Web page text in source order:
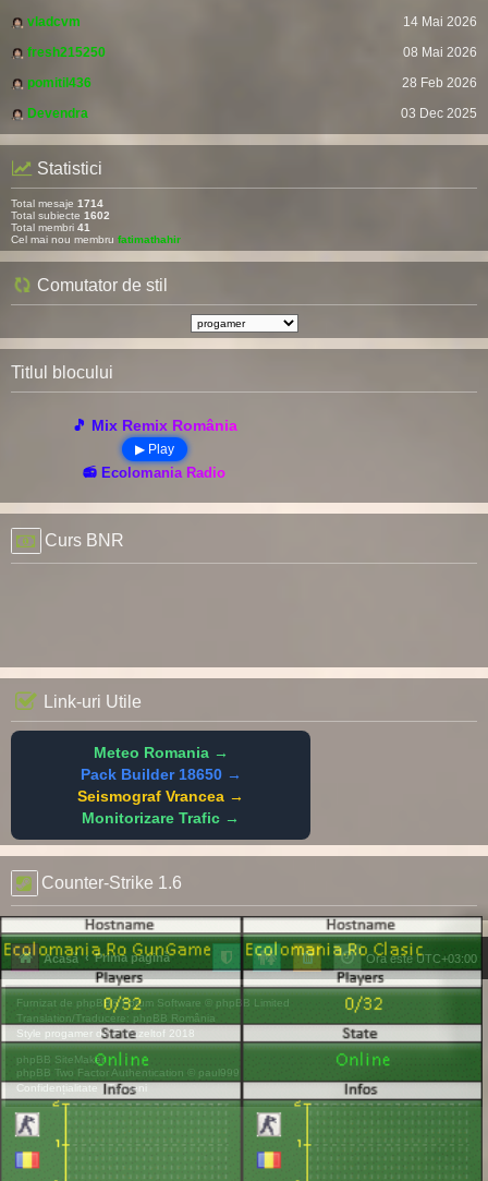
vladcvm
14 Mai 2026
fresh215250
08 Mai 2026
pomitil436
28 Feb 2026
Devendra
03 Dec 2025
Statistici
Total mesaje 1714
Total subiecte 1602
Total membri 41
Cel mai nou membru fatimathahir
Comutator de stil
Titlul blocului
🎵 Mix Remix România
▶ Play
📻 Ecolomania Radio
Curs BNR
Link-uri Utile
Meteo Romania →
Pack Builder 18650 →
Seismograf Vrancea →
Monitorizare Trafic →
Counter-Strike 1.6
Acasă Prima pagină Ora este UTC+03:00
Furnizat de phpBB® Forum Software © phpBB Limited
Translation/Traducere: phpBB România
Style progamer de ©Mazeltof 2018
phpBB SiteMaker
phpBB Two Factor Authentication © paul999
Confidențialitate |Termeni